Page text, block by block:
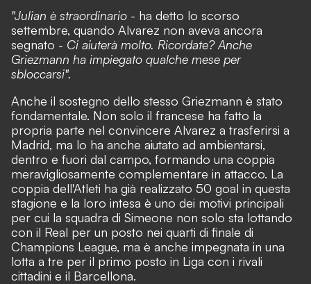
"Julian è straordinario - ha detto lo scorso
settembre, quando Alvarez non aveva ancora
segnato - Ci aiuterà molto. Ricordate? Anche
Griezmann ha impiegato qualche mese per
sbloccarsi".
Anche il sostegno dello stesso Griezmann è stato
fondamentale. Non solo il francese ha fatto la
propria parte nel convincere Alvarez a trasferirsi a
Madrid, ma lo ha anche aiutato ad ambientarsi,
dentro e fuori dal campo, formando una coppia
meravigliosamente complementare in attacco. La
coppia dell'Atleti ha già realizzato 50 goal in questa
stagione e la loro intesa è uno dei motivi principali
per cui la squadra di Simeone non solo sta lottando
con il Real per un posto nei quarti di finale di
Champions League, ma è anche impegnata in una
lotta a tre per il primo posto in Liga con i rivali
cittadini e il Barcellona.